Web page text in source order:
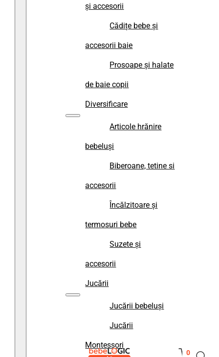
și accesorii
Cădițe bebe și
accesorii baie
Prosoape și halate
de baie copii
Diversificare
Articole hrănire
bebeluși
Biberoane, tetine si
accesorii
Încălzitoare și
termosuri bebe
Suzete și
accesorii
Jucării
Jucării bebeluși
Jucării
Montessori
0